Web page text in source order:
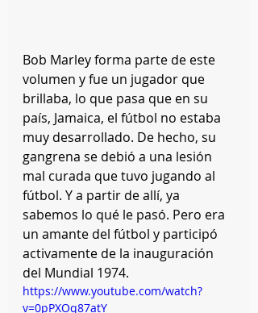
Bob Marley forma parte de este
volumen y fue un jugador que
brillaba, lo que pasa que en su
país, Jamaica, el fútbol no estaba
muy desarrollado. De hecho, su
gangrena se debió a una lesión
mal curada que tuvo jugando al
fútbol. Y a partir de allí, ya
sabemos lo qué le pasó. Pero era
un amante del fútbol y participó
activamente de la inauguración
del Mundial 1974.
https://www.youtube.com/watch?
v=0pPXOq87atY